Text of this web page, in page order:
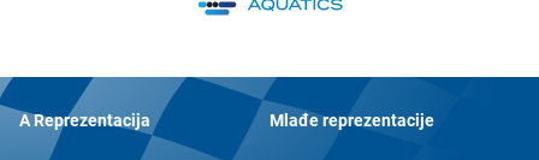
A Reprezentacija Mlađe reprezentacije